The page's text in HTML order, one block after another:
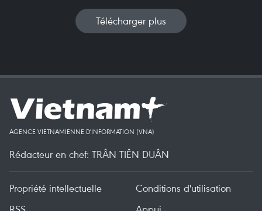
Télécharger plus
AGENCE VIETNAMIENNE D'INFORMATION (VNA)
Rédacteur en chef: TRÂN TIÊN DUÂN
Propriété intellectuelle
Conditions d'utilisation